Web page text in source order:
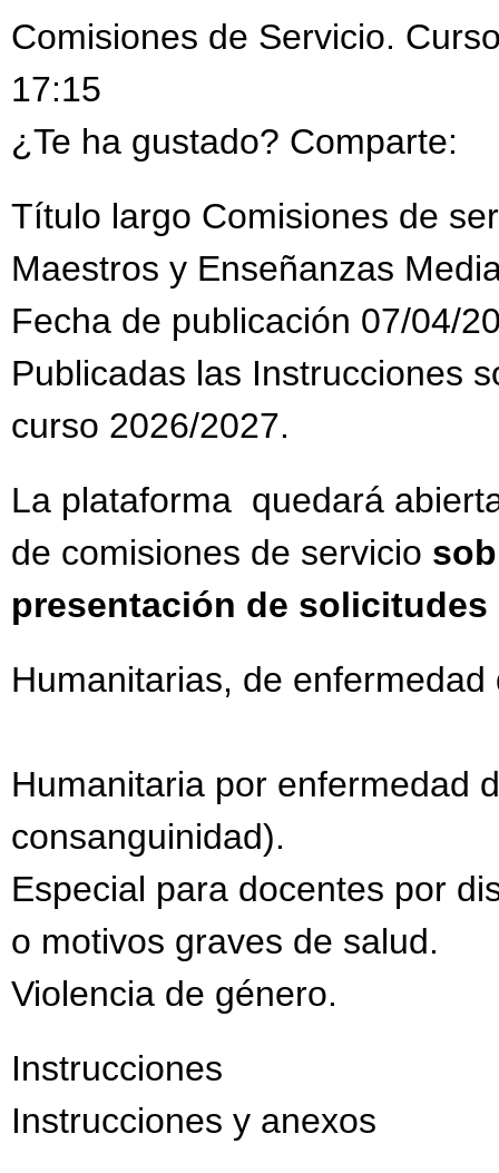
Comisiones de Servicio.
17:15
¿Te ha gustado? Comparte:
Título largo Comisiones de
Maestros y Enseñanzas
Fecha de publicación 07/04/
Publicadas las Instrucciones
curso 2026/2027.
La plataforma quedará
de comisiones de servicio
presentación de solicitudes
Humanitarias, de
Humanitaria por enfermedad
consanguinidad).
Especial para docentes por
o motivos graves de salud.
Violencia de género.
Instrucciones
Instrucciones y anexos